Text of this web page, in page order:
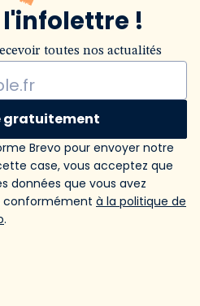
l'infolettre !
toutes nos actualités
gratuitement
Brevo pour envoyer notre
case, vous acceptez que
données que vous avez
conformément à la politique de
.